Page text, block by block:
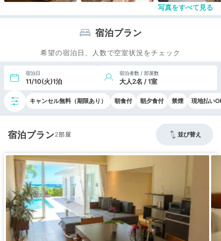
写真をすべて見る
宿泊プラン
希望の宿泊日、人数で空室状況をチェック
宿泊日
11/10(火)1泊
宿泊者数 / 部屋数
大人2名 / 1室
キャンセル無料（期限あり） 朝食付 朝夕食付 禁煙 現地払い
宿泊プラン2 並び替え